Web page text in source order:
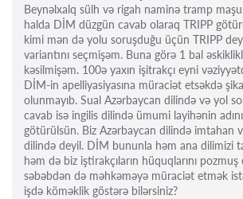
Beynəlxalq sülh və rigah naminə tramp
halda DİM düzgün cavab olaraq TRIPP
kimi mən də yolu soruşduğu üçün TRIPP
variantını seçmişəm. Buna görə 1 bal
kəsilmişəm. 100ə yaxın işitrakçı eyni
DİM-in apelliyasiyasına müraciət etsəkdə
olunmayıb. Sual Azərbaycan dilində və yol
cavab isə ingilis dilində ümumi layihənin
götürülsün. Biz Azərbaycan dilində imtahan
dilində deyil. DİM bununla həm ana dilimizi
həm də biz iştirakçıların hüquqlarını
səbəbdən də məhkəməyə müraciət etmək
işdə köməklik göstərə bilərsiniz?